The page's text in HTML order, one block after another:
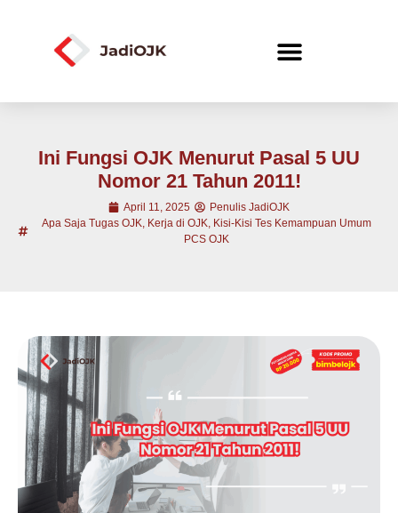
Ini Fungsi OJK Menurut Pasal 5 UU
Nomor 21 Tahun 2011!
April 11, 2025
Penulis JadiOJK
Apa Saja Tugas OJK, Kerja di OJK, Kisi-Kisi Tes Kemampuan Umum
PCS OJK